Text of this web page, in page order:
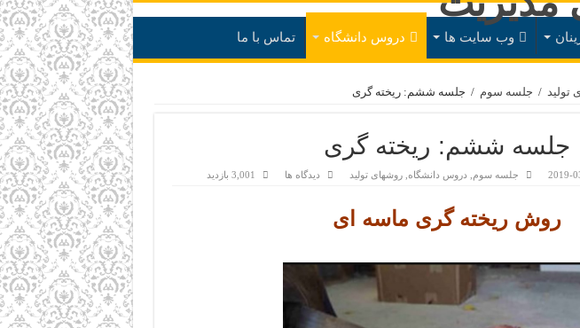
وب سایت ها دروس دانشگاه تماس با ما
تولید / جلسه سوم / جلسه ششم: ریخته گری
جلسه ششم: ریخته گری
2019- جلسه سوم دروس دانشگاه ,روشهای تولید دیدگاه ها 3,001 بازدید
روش ریخته گری ماسه ای